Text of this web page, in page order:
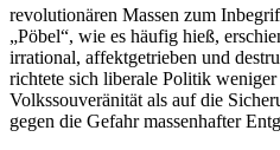
revolutionären Massen zum
„Pöbel“, wie es häufig hieß,
irrational, affektgetrieben und
richtete sich liberale Politik
Volkssouveränität als auf die
gegen die Gefahr massenhafter